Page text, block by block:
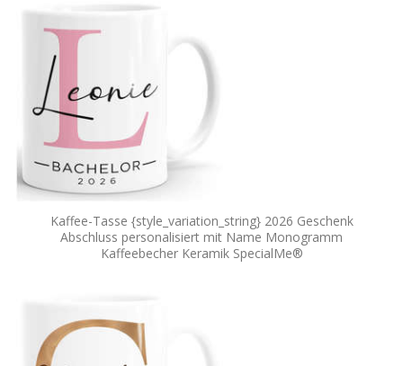
Kaffee-Tasse {style_variation_string} 2026 Geschenk
Abschluss personalisiert mit Name Monogramm
Kaffeebecher Keramik SpecialMe®